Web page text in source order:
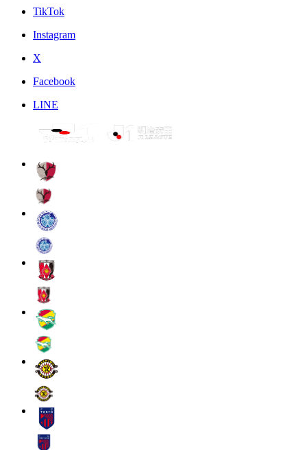
TikTok
Instagram
X
Facebook
LINE